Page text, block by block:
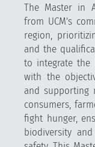
The Master in
from UCM's
region,
and the
to integrate the
with the
and supporting
consumers,
fight hunger,
biodiversity